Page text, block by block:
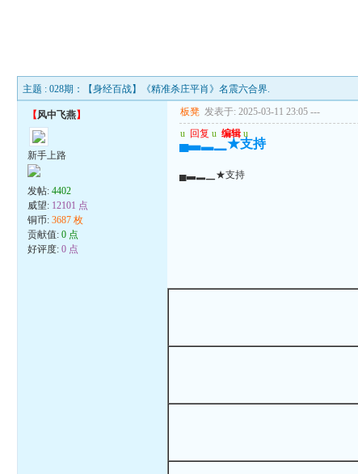
主题 : 028期：【身经百战】《精准杀庄平肖》名震六合界.
【风中飞燕】
新手上路
发帖:4402
威望: 12101 点
铜币:3687 枚
贡献值:0 点
好评度:0 点
板凳 发表于: 2025-03-11 23:05 ---
u 回复 u 编辑 u
▄▃▂▁★支持
▄▃▂▁★支持